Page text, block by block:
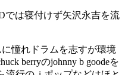
では寝付けず矢沢永吉を流
憧れドラムを志すが環境
berryのjohnny b goodeを